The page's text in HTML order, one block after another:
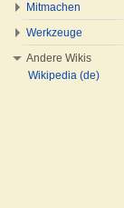
Mitmachen
Werkzeuge
Andere Wikis
Wikipedia (de)